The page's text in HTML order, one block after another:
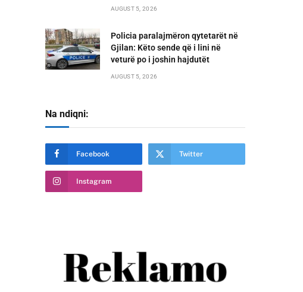
AUGUST 5, 2026
Policia paralajmëron qytetarët në
Gjilan: Këto sende që i lini në
veturë po i joshin hajdutët
AUGUST 5, 2026
Na ndiqni:
Facebook Twitter
Instagram